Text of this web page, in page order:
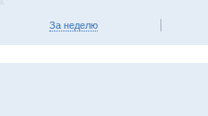
За неделю